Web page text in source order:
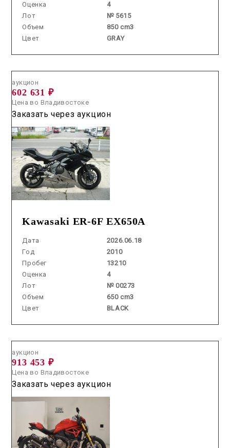
Оценка
4
Лот
№ 5615
Объем
850 cm3
Цвет
GRAY
Kawasaki ER-6F EX650A
Дата
2026.06.18
Год
2010
Пробег
13210
Оценка
4
Лот
№ 00273
Объем
650 cm3
Цвет
BLACK
аукцион
602 631 ₽
Цена во Владивостоке
Заказать через аукцион
аукцион
913 453 ₽
Цена во Владивостоке
Заказать через аукцион